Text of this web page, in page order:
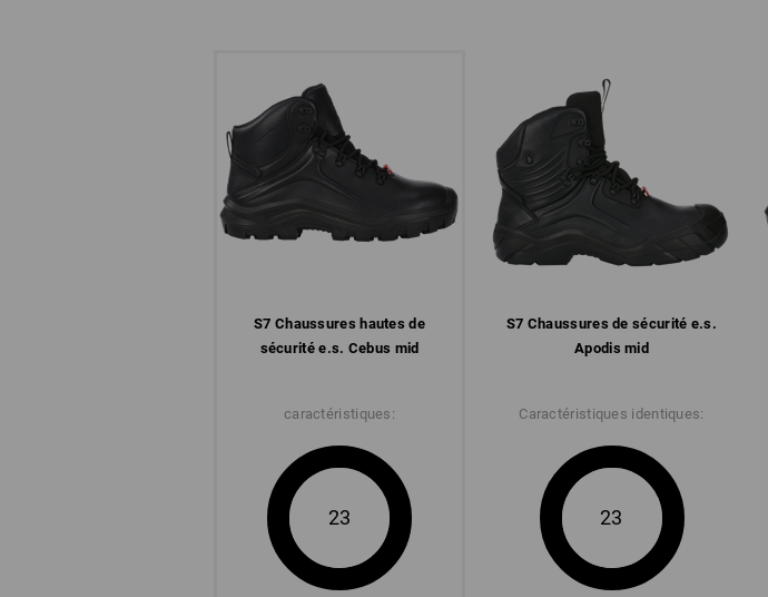
S7 Chaussures hautes de
sécurité e.s. Cebus mid
caractéristiques:
23
S7 Chaussures de sécurité e.s.
Apodis mid
Caractéristiques identiques:
23